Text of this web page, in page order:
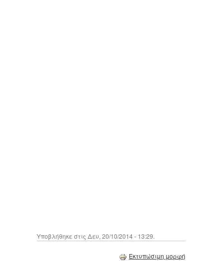
Υποβλήθηκε στις Δευ, 20/10/2014 - 13:29.
Εκτυπώσιμη μορφή